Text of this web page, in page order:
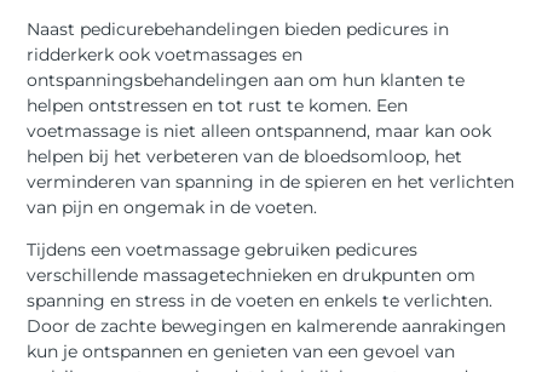
Naast pedicurebehandelingen bieden pedicures in
ridderkerk ook voetmassages en
ontspanningsbehandelingen aan om hun klanten te
helpen ontstressen en tot rust te komen. Een
voetmassage is niet alleen ontspannend, maar kan ook
helpen bij het verbeteren van de bloedsomloop, het
verminderen van spanning in de spieren en het verlichten
van pijn en ongemak in de voeten.
Tijdens een voetmassage gebruiken pedicures
verschillende massagetechnieken en drukpunten om
spanning en stress in de voeten en enkels te verlichten.
Door de zachte bewegingen en kalmerende aanrakingen
kun je ontspannen en genieten van een gevoel van